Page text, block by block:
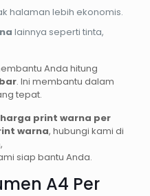
halaman lebih ekonomis.
lainnya seperti tinta,
Anda hitung
. Ini membantu dalam
tepat.
harga print warna per
warna, hubungi kami di
siap bantu Anda.
A4 Per